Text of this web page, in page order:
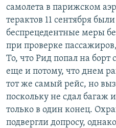
самолета в парижском
терактов 11 сентября
беспрецедентные меры
при проверке
То, что Рид попал на борт
еще и потому, что днем
тот же самый рейс, но
поскольку не сдал багаж
только в один конец.
подвергли допросу,